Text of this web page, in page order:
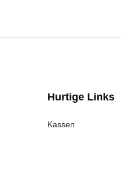
Hurtige Links
Kassen